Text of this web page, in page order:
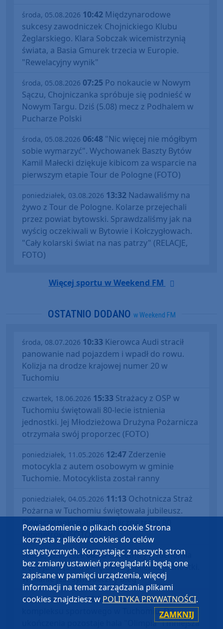
środa, 05.08.2026 10:42 Międzynarodowe
sukcesy zawodniczek Chojnickiego Klubu
Żeglarskiego. Klara Sobczak wicemistrzynią
świata, a Basia Gmurek trzecia w Europie.
"Rewelacyjny wynik"
środa, 05.08.2026 07:25 Po nokaucie w Nowym
Sączu, Chojniczanka spróbuje się podnieść w
Nowym Targu. Dziś (5.08) mecz z Podhalem w
Pucharze Polski
środa, 05.08.2026 06:48 "Nic więcej nie mógłbym
sobie wymarzyć". Wychowanek Baszty Bytów
Kamil Małecki dziękuje kibicom za wsparcie na
pierwszym etapie Tour de Pologne (FOTO)
poniedziałek, 03.08.2026 13:32 Nadawaliśmy na
żywo z Tour de Pologne. Kolarze przejechali
przez powiat bytowski. Sprawdzaliśmy jak na
wyścig oczekiwali w Bytowie i Kołczygłowach.
"Cały kolarski świat na nas patrzy" (RELACJE,
FOTO)
Więcej sportu w Weekend FM
OSTATNIO DODANO w Weekend FM
środa, 08.07.2026 10:33 Kierowca Audi stracił
panowanie nad pojazdem i wpadł do rowu.
Kolizja na drodze krajowej numer 20 w
Tuchomiu
czwartek, 18.06.2026 15:33 Strażacy z OSP w
Tuchomiu świętowali 80-lecie istnienia
jednostki. Jej Młodzieżowa Drużyna Pożarnicza
otrzymała swój proporzec (FOTO)
poniedziałek, 11.05.2026 12:47 Zderzenie
motocykla z autem osobowym w gminie
Tuchomie. Motocyklista został ranny
poniedziałek, 04.05.2026 11:13 Ochotnicza Straż
Pożarna w Tuchomiu świętowała jubileusz.
Biegacze pokonali symboliczną trasę 80
kilometrów (FOTO)
sobota, 02.05.2026 08:05Ochotnicy z Tuchomia
będą jutro (3.05) świętować jubileusz jednostki.
W planie jest symboliczny bieg
sobota, 18.04.2026 08:07Powstała już większość
kompleksu sportowego w Tuchomiu. Do
ukończenia pozostaje hala "Olimpia" i mniejsza
Powiadomienie o plikach cookie Strona
korzysta z plików cookies do celów
statystycznych. Korzystając z naszych stron
bez zmiany ustawień przeglądarki będą one
zapisane w pamięci urządzenia, więcej
informacji na temat zarządzania plikami
cookies znajdziesz w POLITYKA PRYWATNOŚCI.
ZAMKNIJ